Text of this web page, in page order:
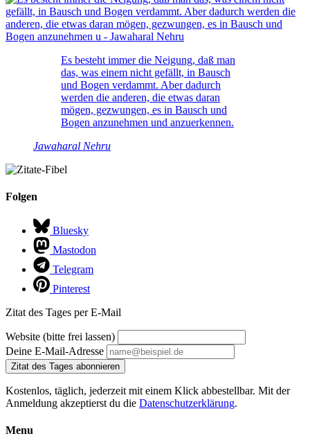
Es besteht immer die Neigung, daß man
das, was einem nicht gefällt, in Bausch
und Bogen verdammt. Aber dadurch
werden die anderen, die etwas daran
mögen, gezwungen, es in Bausch und
Bogen anzunehmen und anzuerkennen.
Jawaharal Nehru
Folgen
Bluesky
Mastodon
Telegram
Pinterest
Zitat des Tages per E-Mail
Website (bitte frei lassen)
Deine E-Mail-Adresse
Zitat des Tages abonnieren
Kostenlos, täglich, jederzeit mit einem Klick abbestellbar. Mit der
Anmeldung akzeptierst du die Datenschutzerklärung.
Menu